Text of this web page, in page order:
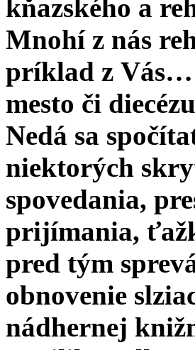
kňazského a
Mnohí z nás
príklad z Vás…
mesto či
Nedá sa
niektorých
spovedania,
prijímania,
pred tým
obnovenie
nádhernej